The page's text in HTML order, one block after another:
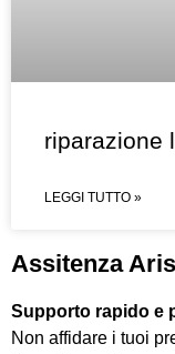
riparazione
LEGGI TUTTO »
Assitenza
Supporto rapido e
Non affidare i tuoi